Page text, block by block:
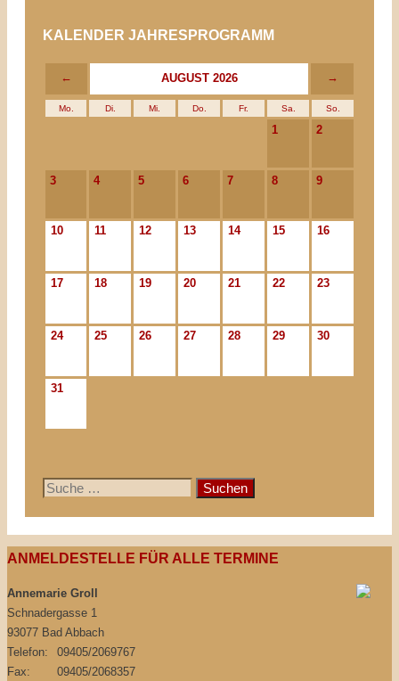
KALENDER JAHRESPROGRAMM
← AUGUST 2026 →
Mo. Di. Mi. Do. Fr. Sa. So.
1 2
3 4 5 6 7 8 9
10 11 12 13 14 15 16
17 18 19 20 21 22 23
24 25 26 27 28 29 30
31
Suche
ANMELDESTELLE FÜR ALLE TERMINE
Annemarie Groll
Schnadergasse 1
93077 Bad Abbach
Telefon:
09405/2069767
Fax:
09405/2068357